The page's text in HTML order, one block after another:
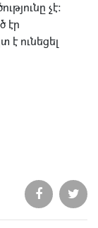
չէ։
էր
է ունեցել